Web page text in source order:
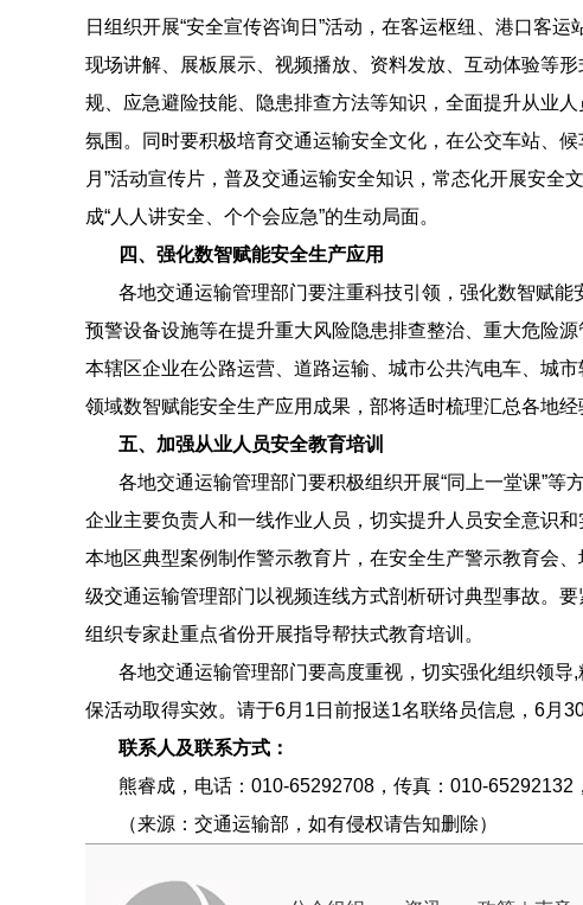
日组织开展“安全宣传咨询日”活动，在客运枢纽、港口客
现场讲解、展板展示、视频播放、资料发放、互动体验等
规、应急避险技能、隐患排查方法等知识，全面提升从业
氛围。同时要积极培育交通运输安全文化，在公交车站、
月”活动宣传片，普及交通运输安全知识，常态化开展安
成“人人讲安全、个个会应急”的生动局面。
四、强化数智赋能安全生产应用
各地交通运输管理部门要注重科技引领，强化数智赋
预警设备设施等在提升重大风险隐患排查整治、重大危险
本辖区企业在公路运营、道路运输、城市公共汽电车、城
领域数智赋能安全生产应用成果，部将适时梳理汇总各地经
五、加强从业人员安全教育培训
各地交通运输管理部门要积极组织开展“同上一堂课”等
企业主要负责人和一线作业人员，切实提升人员安全意识
本地区典型案例制作警示教育片，在安全生产警示教育会
级交通运输管理部门以视频连线方式剖析研讨典型事故。
组织专家赴重点省份开展指导帮扶式教育培训。
各地交通运输管理部门要高度重视，切实强化组织领
保活动取得实效。请于6月1日前报送1名联络员信息，6月
联系人及联系方式：
熊睿成，电话：010-65292708，传真：010-65292132
（来源：交通运输部，如有侵权请告知删除）